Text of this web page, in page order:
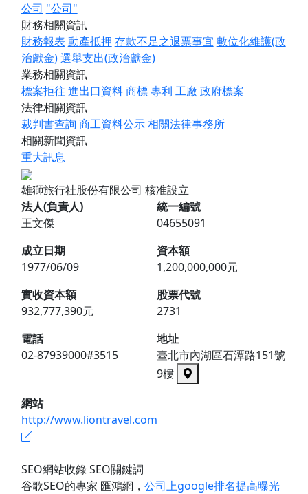
公司 "公司"
財務相關資訊
財務報表 動產抵押 存款不足之退票事宜 數位化維護(政
治獻金)選舉支出(政治獻金)
業務相關資訊
標案拒往 進出口資料商標專利 工廠 政府標案
法律相關資訊
裁判書查詢 商工資料公示相關法律事務所
相關新聞資訊
重大訊息
雄獅旅行社股份有限公司 核准設立
法人(負責人)
王文傑
統一編號
04655091
成立日期
1977/06/09
資本額
1,200,000,000元
實收資本額
932,777,390元
股票代號
2731
電話
02-87939000#3515
地址
臺北市內湖區石潭路151號
9樓
網站
http://www.liontravel.com
SEO網站收錄 SEO關鍵詞
谷歌SEO的專家 匯鴻網 ， 公司上google排名提高曝光